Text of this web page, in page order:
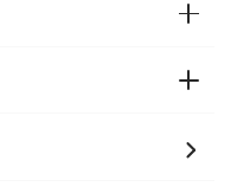
手続き
況